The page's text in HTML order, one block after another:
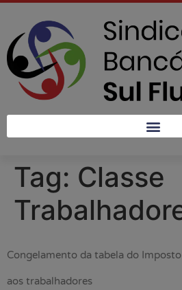
Tag: Classe
Congelamento da tabela do
aos trabalhadores